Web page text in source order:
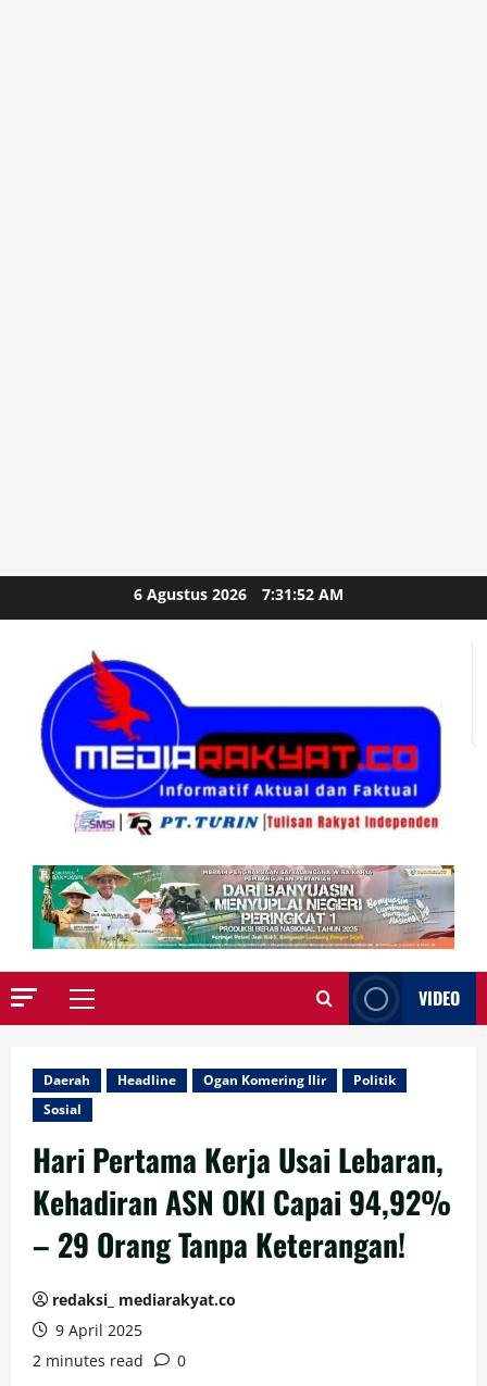
to
6 Agustus 2026 7:31:54 AM
Primary
VIDEO
Daerah Headline Ogan Komering Ilir
Politik
Sosial
Hari Pertama Kerja Usai Lebaran,
Kehadiran ASN OKI Capai 94,92%
– 29 Orang Tanpa Keterangan!
redaksi_ mediarakyat.co
9 April 2025
2 minutes read
0